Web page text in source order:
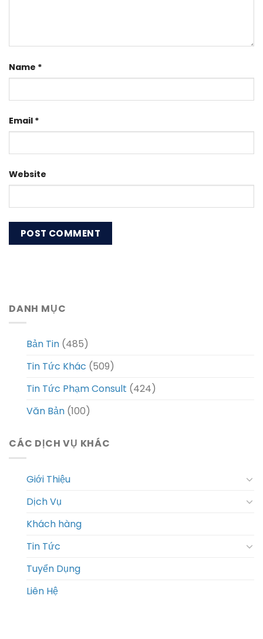
Name *
Email *
Website
DANH MỤC
Bản Tin (485)
Tin Tức Khác (509)
Tin Tức Phạm Consult (424)
Văn Bản (100)
CÁC DỊCH VỤ KHÁC
Giới Thiệu
Dịch Vụ
Khách hàng
Tin Tức
Tuyển Dụng
Liên Hệ